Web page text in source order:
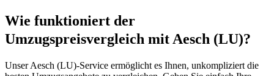
Wie funktioniert der
Umzugspreisvergleich mit Aesch (LU)?
Unser Aesch (LU)-Service ermöglicht es Ihnen, unkompliziert die